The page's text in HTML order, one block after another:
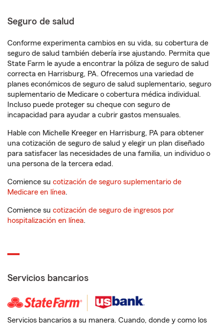
Seguro de salud
Conforme experimenta cambios en su vida, su cobertura de
seguro de salud también debería irse ajustando. Permita que
State Farm le ayude a encontrar la póliza de seguro de salud
correcta en Harrisburg, PA. Ofrecemos una variedad de
planes económicos de seguro de salud suplementario, seguro
suplementario de Medicare o cobertura médica individual.
Incluso puede proteger su cheque con seguro de
incapacidad para ayudar a cubrir gastos mensuales.
Hable con Michelle Kreeger en Harrisburg, PA para obtener
una cotización de seguro de salud y elegir un plan diseñado
para satisfacer las necesidades de una familia, un individuo o
una persona de la tercera edad.
Comience su cotización de seguro suplementario de
Medicare en línea.
Comience su cotización de seguro de ingresos por
hospitalización en línea.
Servicios bancarios
Servicios bancarios a su manera. Cuando, donde y como los